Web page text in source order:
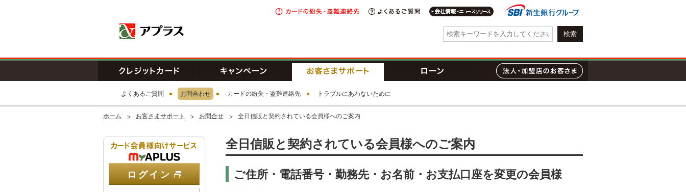
カードの紛失・盗難 連絡先
よくあるご質問 会社情報・IR情報
キャンペーン ローン
よくあるご質問 お問合わせ カードの紛失・盗難連絡先 トラブルにあわないために
ホーム お客さまサポート お問合せ 全日信販と契約されている会員様へのご案内
全日信販と契約されている会員様へのご案内
ご住所・電話番号・勤務先・お名前・お支払口座を変更の会員様
カード会員向けサービス NETstation*APLUS
ログイン